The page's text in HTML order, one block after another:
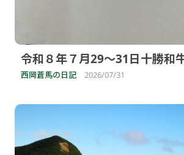
令和８年７月29～31日十勝和
西岡蒼馬の日記 2026/07/31